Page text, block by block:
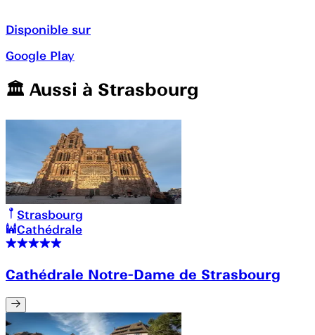
Disponible sur
Google Play
🏛️️ Aussi à Strasbourg
Strasbourg
Cathédrale
Cathédrale Notre-Dame de Strasbourg